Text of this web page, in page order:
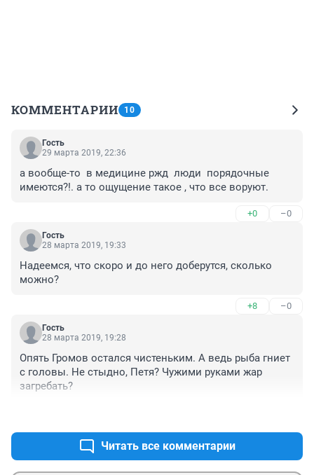
КОММЕНТАРИИ 10
Гость
29 марта 2019, 22:36
а вообще-то  в медицине ржд  люди  порядочные
имеются?!. а то ощущение такое , что все воруют.
+0 –0
Гость
28 марта 2019, 19:33
Надеемся, что скоро и до него доберутся, сколько
можно?
+8 –0
Гость
28 марта 2019, 19:28
Опять Громов остался чистеньким. А ведь рыба гниет
с головы. Не стыдно, Петя? Чужими руками жар
загребать?
Читать все комментарии